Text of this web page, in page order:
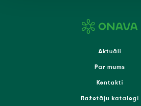
Aktuāli
Par mums
Kontakti
Ražotāju katalogi